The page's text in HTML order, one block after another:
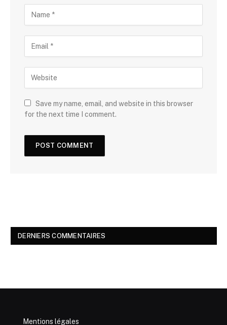
Save my name, email, and website in this browser
for the next time I comment.
DERNIERS COMMENTAIRES
Mentions légales